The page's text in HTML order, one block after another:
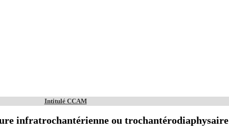
Intitulé CCAM
infratrochantérienne ou trochantérodiaphysaire